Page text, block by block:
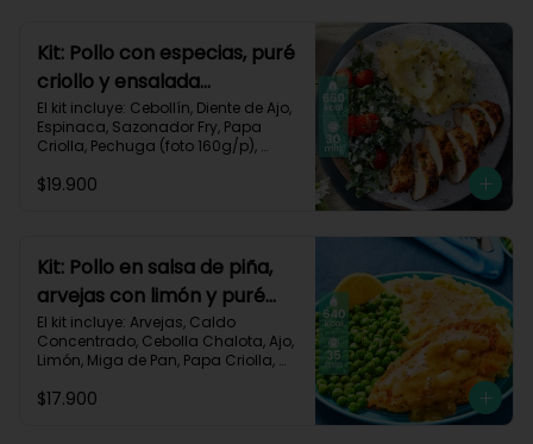
Kit: Pollo con especias, puré
criollo y ensalada
monterey-9
El kit incluye: Cebollín, Diente de Ajo,
Espinaca, Sazonador Fry, Papa
Criolla, Pechuga (foto 160g/p),
Sour Cream, Tomate Tipo Cherry y
Proteínas 57g
*Acumulas Practi-Puntos
$19.900
Kit: Pollo en salsa de piña,
arvejas con limón y puré
rústico-54
El kit incluye: Arvejas, Caldo
Concentrado, Cebolla Chalota, Ajo,
Limón, Miga de Pan, Papa Criolla,
Impresa.
$17.900